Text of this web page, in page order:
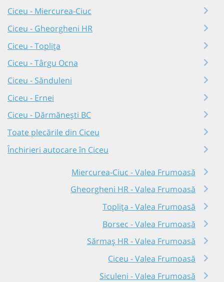
Ciceu - Miercurea-Ciuc
Ciceu - Gheorgheni HR
Ciceu - Toplița
Ciceu - Târgu Ocna
Ciceu - Sănduleni
Ciceu - Ernei
Ciceu - Dărmănești BC
Toate plecările din Ciceu
Închirieri autocare în Ciceu
Miercurea-Ciuc - Valea Frumoasă
Gheorgheni HR - Valea Frumoasă
Toplița - Valea Frumoasă
Borsec - Valea Frumoasă
Sărmaș HR - Valea Frumoasă
Ciceu - Valea Frumoasă
Siculeni - Valea Frumoasă